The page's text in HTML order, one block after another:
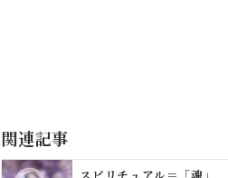
ゲ
ー
関連記事